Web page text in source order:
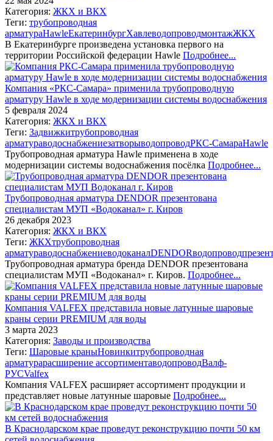
Категория: ЖКХ и ВКХ
Теги: трубопроводная
арматураHawleЕкатеринбургХавлеводопроводмонтажЖКХ
В Екатеринбурге произведена установка первого на
территории Российской федерации Hawle Подробнее...
Компания «РКС-Самара» применила трубопроводную
арматуру Hawle в ходе модернизации системы водоснабжения
5 февраля 2024
Категория: ЖКХ и ВКХ
Теги: Задвижкитрубопроводная
арматураводоснабжениезатворыводопроводРКС-СамараHawle
Трубопроводная арматура Hawle применена в ходе
модернизации системы водоснабжения посёлка Подробнее...
Трубопроводная арматура DENDOR презентована
специалистам МУП «Водоканал» г. Киров
26 декабря 2023
Категория: ЖКХ и ВКХ
Теги: ЖКХтрубопроводная
арматураводоснабжениеводоканалDENDORводопровод
Трубопроводная арматура бренда DENDOR презентована
специалистам МУП «Водоканал» г. Киров. Подробнее...
Компания VALFEX представила новые латунные шаровые
краны серии PREMIUM для воды
3 марта 2023
Категория: Заводы и производства
Теги: Шаровые краныНовинкитрубопроводная
арматурарасширение ассортиментаводопроводВалф-
РУСValfex
Компания VALFEX расширяет ассортимент продукции и
представляет новые латунные шаровые Подробнее...
В Краснодарском крае проведут реконструкцию почти 50 км